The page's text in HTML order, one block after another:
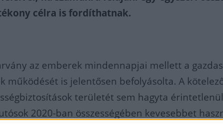
célra is fordíthatnak.
az emberek mindennapjai mellett a
működését is jelentősen befolyásolta. A
területét sem hagyta
2020-ban összességében kevesebbet